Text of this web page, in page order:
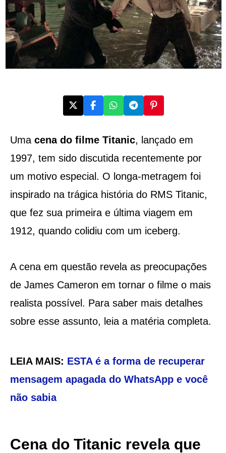
Umacena do filme Titanic, lançado em
1997, tem sido discutida recentemente por
um motivo especial. O longa-metragem foi
inspirado na trágica história do RMS Titanic,
que fez sua primeira e última viagem em
1912, quando colidiu com um iceberg.
A cena em questão revela as preocupações
de James Cameron em tornar o filme o mais
realista possível. Para saber mais detalhes
sobre esse assunto, leia a matéria completa.
LEIA MAIS: ESTA é a forma de recuperar
mensagem apagada do WhatsApp e você
não sabia
Cena do Titanic revela que